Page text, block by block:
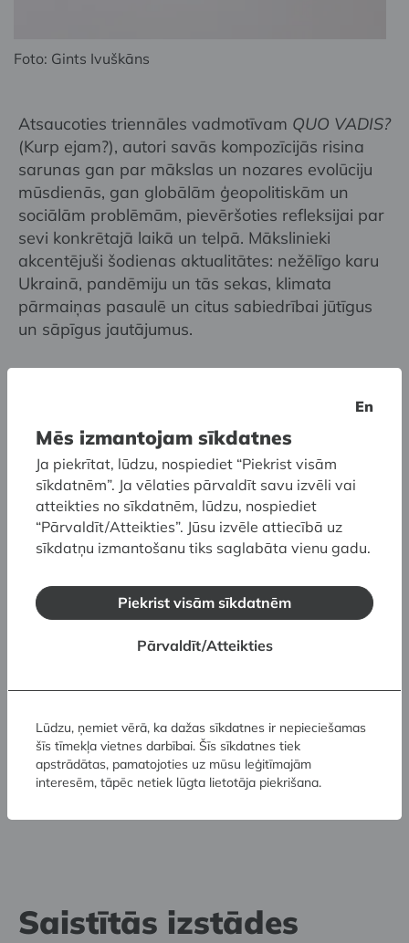
Foto: Gints Ivuškāns
Atsaucoties triennāles vadmotīvam QUO VADIS?
(Kurp ejam?), autori savās kompozīcijās risina
sarunas gan par mākslas un nozares evolūciju
mūsdienās, gan globālām ģeopolitiskām un
sociālām problēmām, pievēršoties refleksijai par
sevi konkrētajā laikā un telpā. Mākslinieki
akcentējuši šodienas aktualitātes: nežēlīgo karu
Ukrainā, pandēmiju un tās sekas, klimata
pārmaiņas pasaulē un citus sabiedrībai jūtīgus
un sāpīgus jautājumus.
Mākslas muzejā RĪGAS BIRŽA.
Kataloga sastādītāja:Velta Raudzepa
Izdevuma redaktore:Anete Piņķe
Grāmatas mākslinieks:Juris Petraškevičs
Latvijas Nacionālais mākslas muzejs, Rīga, 2023
Saistītās izstādes
En
Mēs izmantojam sīkdatnes
Ja piekrītat, lūdzu, nospiediet “Piekrist visām
sīkdatnēm”. Ja vēlaties pārvaldīt savu izvēli vai
atteikties no sīkdatnēm, lūdzu, nospiediet
“Pārvaldīt/Atteikties”. Jūsu izvēle attiecībā uz
sīkdatņu izmantošanu tiks saglabāta vienu gadu.
Piekrist visām sīkdatnēm
Pārvaldīt/Atteikties
Lūdzu, ņemiet vērā, ka dažas sīkdatnes ir nepieciešamas
šīs tīmekļa vietnes darbībai. Šīs sīkdatnes tiek
apstrādātas, pamatojoties uz mūsu leģitīmajām
interesēm, tāpēc netiek lūgta lietotāja piekrišana.